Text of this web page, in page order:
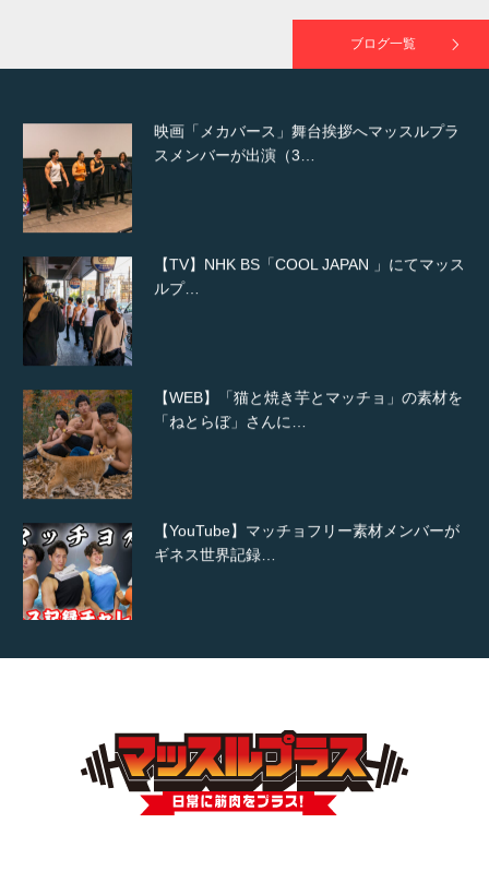
ブログ一覧
映画「メカバース」舞台挨拶へマッスルプラ
スメンバーが出演（3…
【TV】NHK BS「COOL JAPAN 」にてマッス
ルプ…
【WEB】「猫と焼き芋とマッチョ」の素材を
「ねとらぼ」さんに…
【YouTube】マッチョフリー素材メンバーが
ギネス世界記録…
TOKYO FMラジオ番組「ONE MORNING」
で紹介さ…